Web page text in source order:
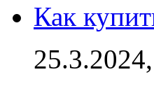
Как